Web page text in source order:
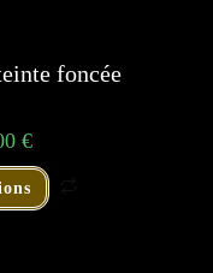
foncée
€